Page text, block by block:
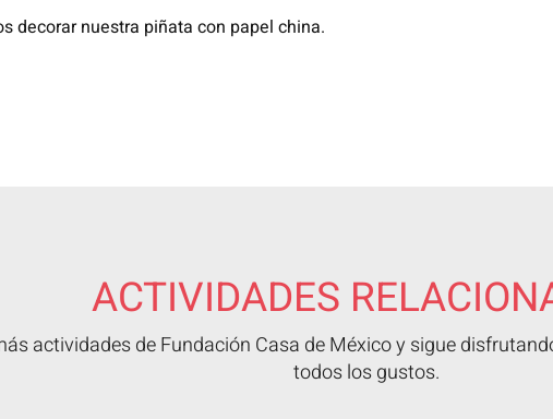
decorar nuestra piñata con papel china.
ACTIVIDADES
actividades de Fundación Casa de México y sigue
todos los gustos.